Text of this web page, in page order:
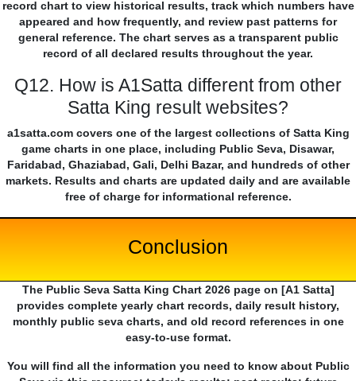
record chart to view historical results, track which numbers have
appeared and how frequently, and review past patterns for
general reference. The chart serves as a transparent public
record of all declared results throughout the year.
Q12. How is A1Satta different from other
Satta King result websites?
a1satta.com covers one of the largest collections of Satta King
game charts in one place, including Public Seva, Disawar,
Faridabad, Ghaziabad, Gali, Delhi Bazar, and hundreds of other
markets. Results and charts are updated daily and are available
free of charge for informational reference.
Conclusion
The Public Seva Satta King Chart 2026 page on [A1 Satta]
provides complete yearly chart records, daily result history,
monthly public seva charts, and old record references in one
easy-to-use format.
You will find all the information you need to know about Public